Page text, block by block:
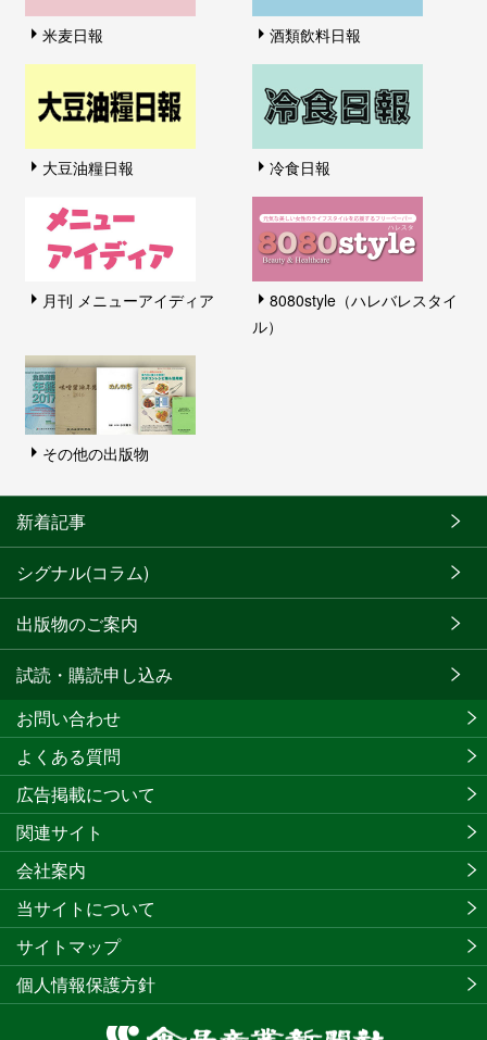
米麦日報 酒類飲料日報
大豆油糧日報 冷食日報
月刊 メニューアイディア
8080style（ハレバレスタイ
ル）
その他の出版物
新着記事
シグナル(コラム)
出版物のご案内
試読・購読申し込み
お問い合わせ
よくある質問
広告掲載について
関連サイト
会社案内
当サイトについて
サイトマップ
個人情報保護方針